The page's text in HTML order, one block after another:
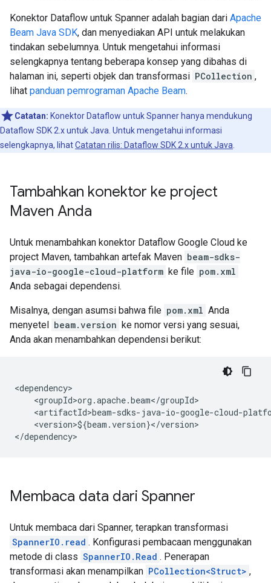
Konektor Dataflow untuk Spanner adalah bagian dari Apache
Beam Java SDK, dan menyediakan API untuk melakukan
tindakan sebelumnya. Untuk mengetahui informasi
selengkapnya tentang beberapa konsep yang dibahas di
halaman ini, seperti objek dan transformasi PCollection ,
lihat panduan pemrograman Apache Beam.
Catatan: Konektor Dataflow untuk Spanner hanya mendukung
Dataflow SDK 2.x untuk Java. Untuk mengetahui informasi
selengkapnya, lihatCatatan rilis: Dataflow SDK 2.x untuk Java
Tambahkan konektor ke project
Maven Anda
Untuk menambahkan konektor Dataflow Google Cloud ke
project Maven, tambahkan artefak Maven beam-sdks-
java-io-google-cloud-platform ke file pom.xml
Anda sebagai dependensi.
Misalnya, dengan asumsi bahwa file pom.xml Anda
menyetel beam.version ke nomor versi yang sesuai,
Anda akan menambahkan dependensi berikut:
<dependency>
    <groupId>org.apache.beam</groupId>
<artifactId>beam-sdks-java-io-google-cloud-
    <version>${beam.version}</version>
Membaca data dari Spanner
Untuk membaca dari Spanner, terapkan transformasi
SpannerIO.read . Konfigurasi pembacaan menggunakan
metode di class SpannerIO.Read . Penerapan
transformasi akan menampilkan PCollection<Struct> ,